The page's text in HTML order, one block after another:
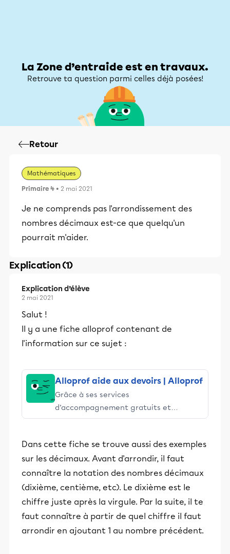
La Zone d’entraide est en travaux.
Retrouve ta question parmi celles déjà posées!
Retour
Mathématiques
Primaire 4 • 2 mai 2021
Je ne comprends pas l'arrondissement des
nombres décimaux est-ce que quelqu'un
pourrait m'aider.
Explication (1)
Explication d’élève
2 mai 2021
Salut !
Il y a une fiche alloprof contenant de
l'information sur ce sujet :
Alloprof aide aux devoirs | Alloprof
Grâce à ses services
d’accompagnement gratuits et
stimulants, Alloprof engage les élèves
éducative.
Dans cette fiche se trouve aussi des exemples
sur les décimaux. Avant d'arrondir, il faut
connaître la notation des nombres décimaux
(dixième, centième, etc). Le dixième est le
chiffre juste après la virgule. Par la suite, il te
faut connaître à partir de quel chiffre il faut
arrondir en ajoutant 1 au nombre précédent.